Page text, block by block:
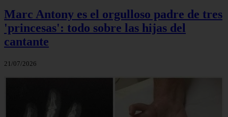
Marc Antony es el orgulloso padre de tres
'princesas': todo sobre las hijas del
cantante
21/07/2026